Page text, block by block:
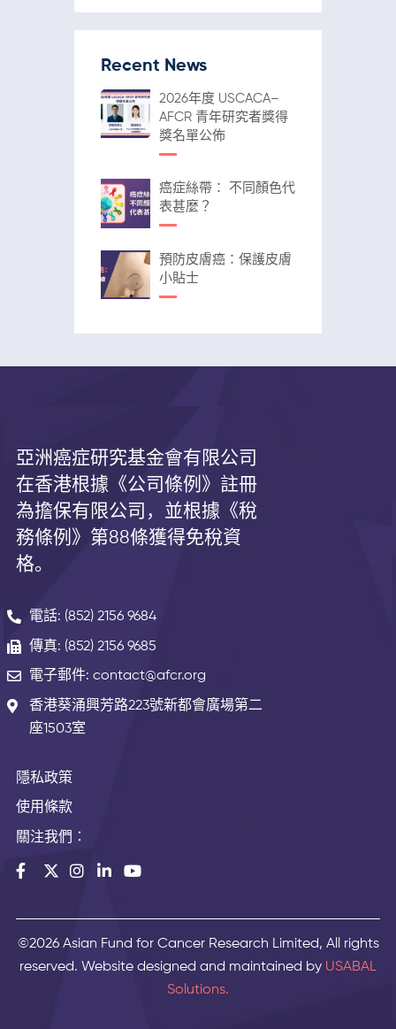
Recent News
2026年度 USCACA–
AFCR 青年研究者獎得
獎名單公佈
癌症絲帶： 不同顏色代
表甚麼？
預防皮膚癌：保護皮膚
小貼士
亞洲癌症研究基金會有限公司
在香港根據《公司條例》註冊
為擔保有限公司，並根據《稅
務條例》第88條獲得免稅資
格。
電話: (852) 2156 9684
傳真: (852) 2156 9685
電子郵件: contact@afcr.org
香港葵涌興芳路223號新都會廣場第二
座1503室
隱私政策
使用條款
關注我們：
©2026 Asian Fund for Cancer Research Limited, All rights
reserved. Website designed and maintained by USABAL
Solutions.